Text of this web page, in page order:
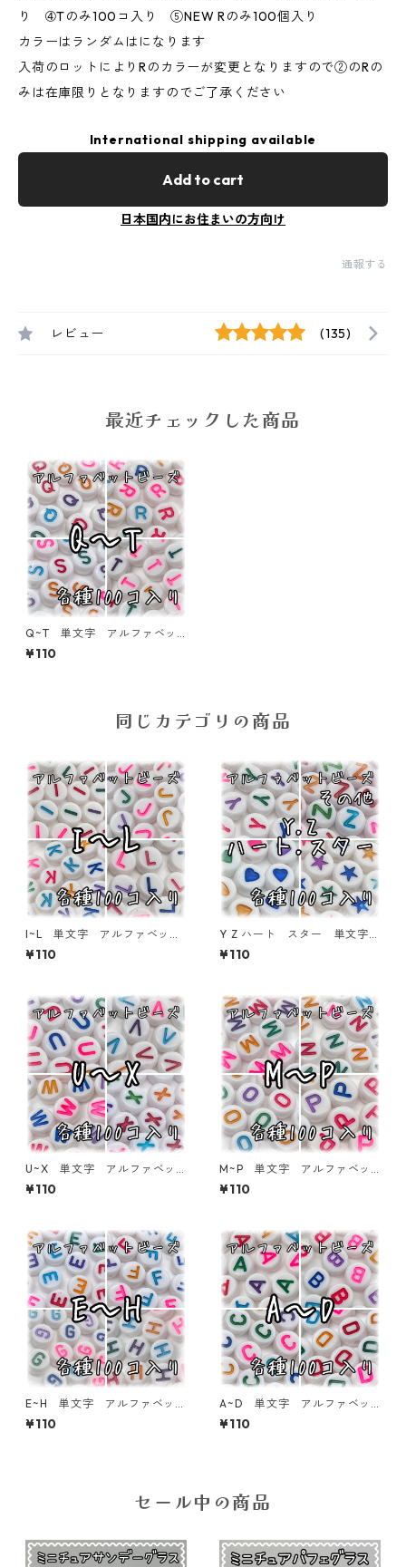
り ➃Tのみ100コ入り ⑤NEW Rのみ100個入り
カラーはランダムはになります
入荷のロットによりRのカラーが変更となりますので②のRの
みは在庫限りとなりますのでご了承ください
International shipping available
Add to cart
日本国内にお住まいの方向け
通報する
レビュー (135)
最近チェックした商品
Q~T 単文字 アルファベッ
トビーズ 100個入り【AB‐E
A】
¥110
同じカテゴリの商品
I~L 単文字 アルファベット
ビーズ 100個入り【AB‐E
A】
¥110
Y Z ハート スター 単文字
アルファベットビーズ 100個
入り【AB‐EA】
¥110
U~X 単文字 アルファベッ
トビーズ 100個入り【AB‐E
A】
¥110
M~P 単文字 アルファベッ
トビーズ 100個入り【AB‐E
A】
¥110
E~H 単文字 アルファベット
ビーズ 100個入り【AB‐E
A】
¥110
A~D 単文字 アルファベッ
トビーズ 100個入り【AB‐E
A】
¥110
セール中の商品